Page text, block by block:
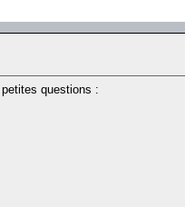
questions :